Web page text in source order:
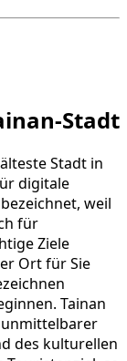
Stadt
Stadt in
digitale
weil
für
Ziele
Ort für Sie
Tainan
unmittelbarer
des kulturellen